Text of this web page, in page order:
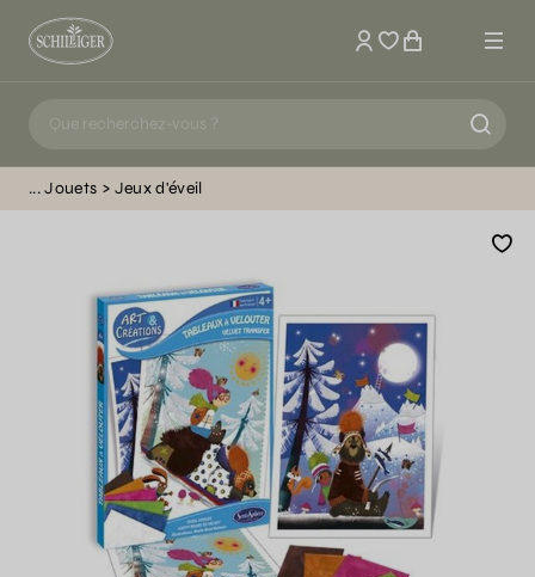
Mon compte
Jouets Jeux d'éveil